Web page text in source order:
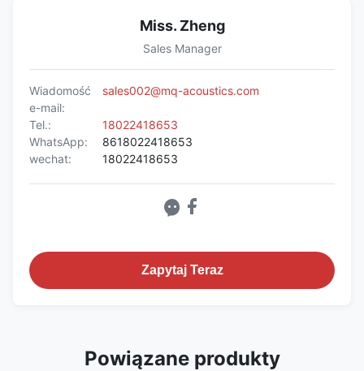
Miss. Zheng
Sales Manager
Wiadomość
e-mail:
sales002@mq-acoustics.com
Tel.:
18022418653
WhatsApp:
8618022418653
wechat:
18022418653
Zapytaj Teraz
Powiązane produkty